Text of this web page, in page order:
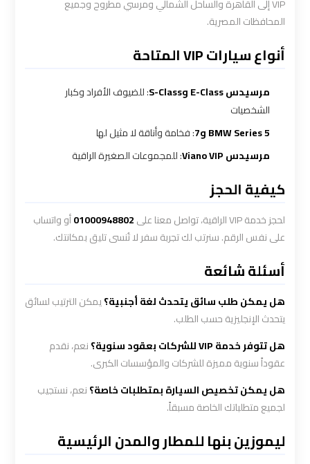
VIP إلى القاهرة والساحل الشمالي ومرسي مطروح وجميع
المحافظات المصرية.
أنواع سيارات VIP المتاحة
مرسيدس E-Class وS-Class
: للضيوف الأفراد وكبار
الشخصيات
BMW Series 5 و7
: فخامة وأناقة لا مثيل لها
مرسيدس Viano VIP
: للمجموعات الصغيرة الراقية
كيفية الحجز
لحجز خدمة VIP الراقية، تواصل معنا على 01000948802أو واتساب
على نفس الرقم. سنرتب لك تجربة سفر لا تُنسى تليق بمكانتك.
أسئلة شائعة
هل يمكن طلب سائق يتحدث لغة أجنبية؟يمكن الترتيب لسائق
يتحدث الإنجليزية حسب الطلب.
هل تتوفر خدمة VIP للشركات بعقود سنوية؟
نعم، نقدم
عقوداً سنوية مميزة للشركات والمؤسسات الكبرى.
هل يمكن تخصيص السيارة بمتطلبات خاصة؟نعم، نستجيب
لجميع متطلباتك الخاصة مسبقاً.
ليموزين بنها للمطار والمدن الرئيسية
ليموزين
ليموزين
ليموزين
القاهرة
شركه
ليموزين
القاهره
ليموزين